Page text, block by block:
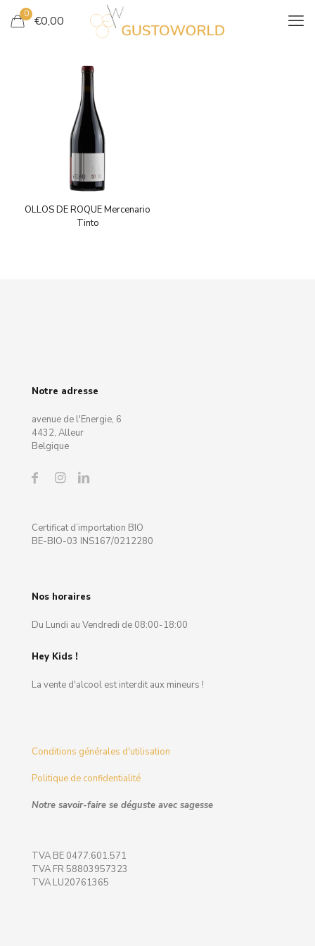
0 €0,00
OLLOS DE ROQUE Mercenario
Tinto
Notre adresse
avenue de l'Energie, 6
4432, Alleur
Belgique
Certificat d’importation BIO
BE-BIO-03 INS167/0212280
Nos horaires
Du Lundi au Vendredi de 08:00-18:00
Hey Kids !
La vente d'alcool est interdit aux mineurs !
Conditions générales d'utilisation
Politique de confidentialité
Notre savoir-faire se déguste avec sagesse
TVA BE 0477.601.571
TVA FR 58803957323
TVA LU20761365